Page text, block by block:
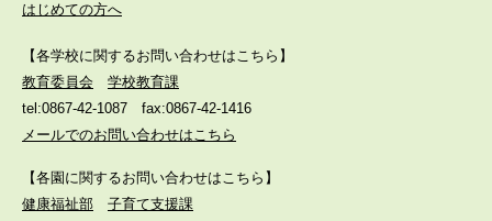
はじめての方へ
【各学校に関するお問い合わせはこちら】
教育委員会
学校教育課
tel:0867-42-1087
fax:0867-42-1416
メールでのお問い合わせはこちら
【各園に関するお問い合わせはこちら】
健康福祉部
子育て支援課